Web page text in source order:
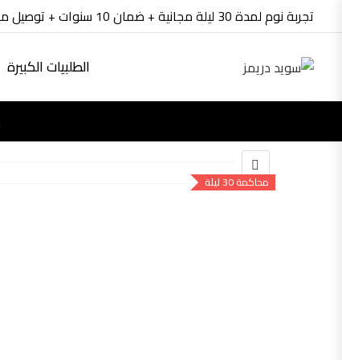
تجربة نوم لمدة 30 ليلة مجانية + ضمان 10 سنوات + توصيل مجاني
الطلبيات الكبيرة
محاكمة 30 ليلة